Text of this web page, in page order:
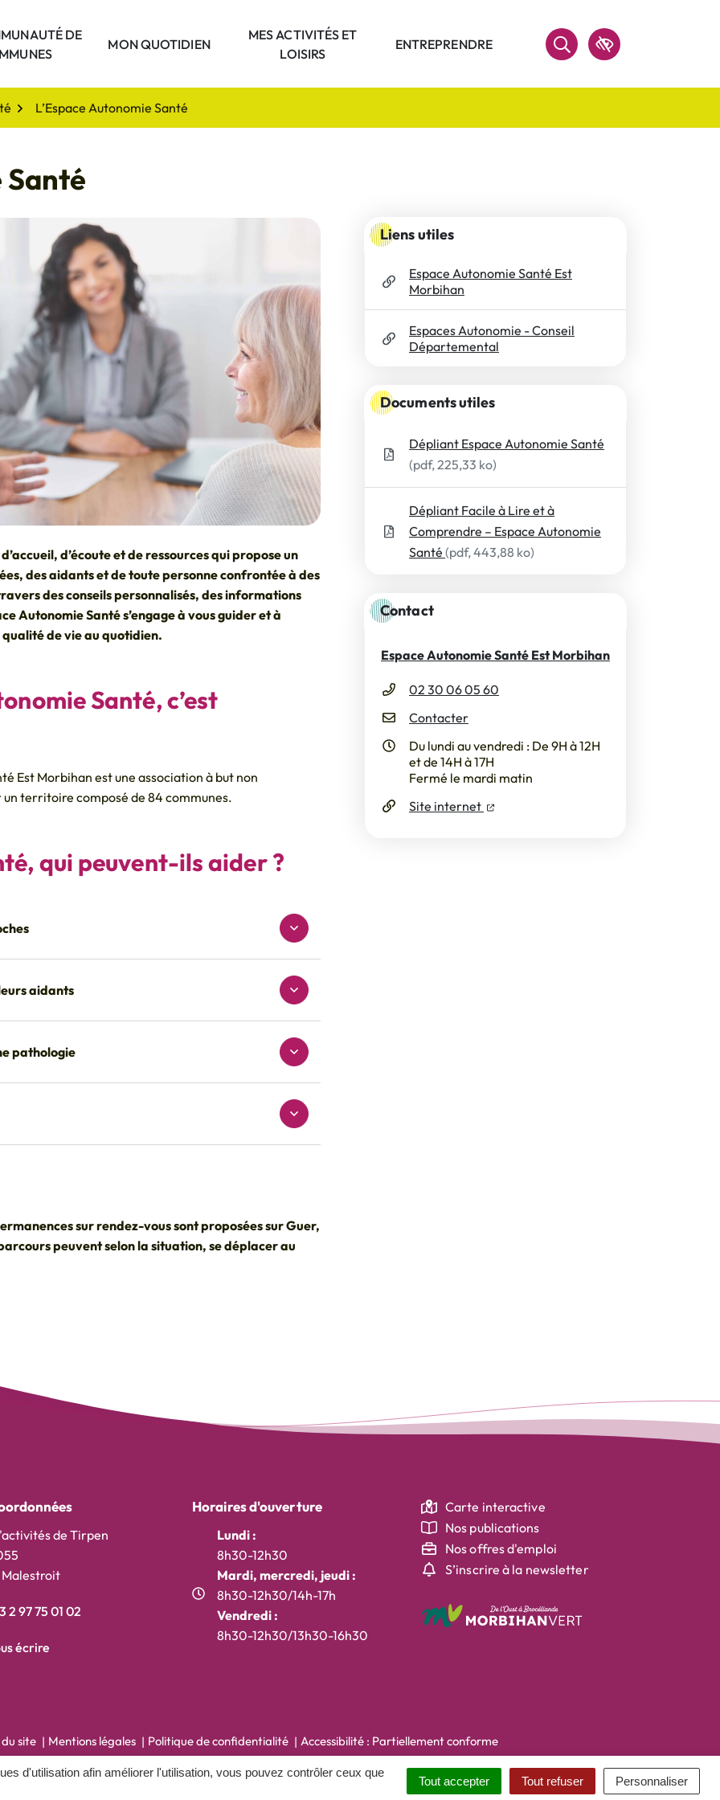
d'utilisation afin améliorer l'utilisation, vous pouvez contrôler ceux que
Tout accepter Tout refuser Personnaliser
DE
MON QUOTIDIEN
MES ACTIVITÉS ET
LOISIRS
ENTREPRENDRE
RECHERCHERAccessibilité
L’Espace Autonomie Santé
Santé
d’écoute et de ressources qui propose un
des aidants et de toute personne confrontée à des
des conseils personnalisés, des informations
Autonomie Santé s’engage à vous guider et à
de vie au quotidien.
Santé, c’est
Est Morbihan est une association à but non
territoire composé de 84 communes.
qui peuvent-ils aider ?
aidants
pathologie
sur rendez-vous sont proposées sur Guer,
peuvent selon la situation, se déplacer au
Informations complémentaires
Liens utiles
Espace Autonomie Santé Est
Morbihan
Espaces Autonomie - Conseil
Départemental
Documents utiles
Dépliant Espace Autonomie Santé
(pdf, 225,33 ko)
Dépliant Facile à Lire et à
Comprendre – Espace Autonomie
Santé (pdf, 443,88 ko)
Contact
Espace Autonomie Santé Est Morbihan
02 30 06 05 60
Contacter
Du lundi au vendredi : De 9H à 12H
et de 14H à 17H
Fermé le mardi matin
Site internet (ouverture dans un nouvel onglet)
(ouverture dans un nouvel onglet)
onglet)
de Tirpen
2 97 75 01 02
écrire
Horaires d'ouverture
Lundi :
8h30-12h30
Mardi, mercredi, jeudi :
8h30-12h30/14h-17h
Vendredi :
8h30-12h30/13h30-16h30
Carte interactive
Nos publications
Nos offres d'emploi
S’inscrire à la newsletter
site Mentions légales Politique de confidentialité Accessibilité : Partiellement conforme
Inovagora (ouverture dans un nouvel onglet)